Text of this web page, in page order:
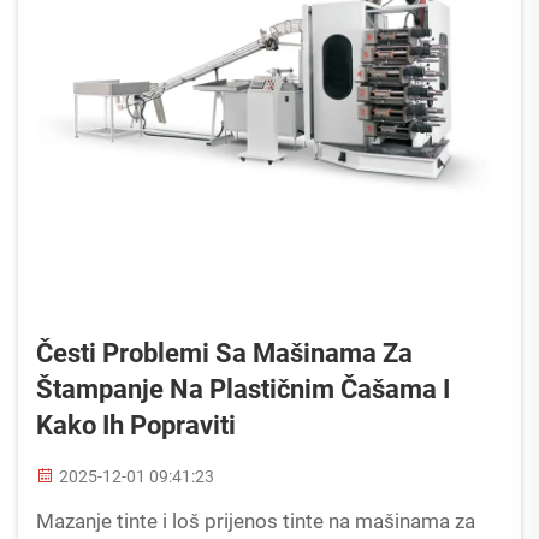
Česti Problemi Sa Mašinama Za
Štampanje Na Plastičnim Čašama I
Kako Ih Popraviti
2025-12-01 09:41:23
Mazanje tinte i loš prijenos tinte na mašinama za